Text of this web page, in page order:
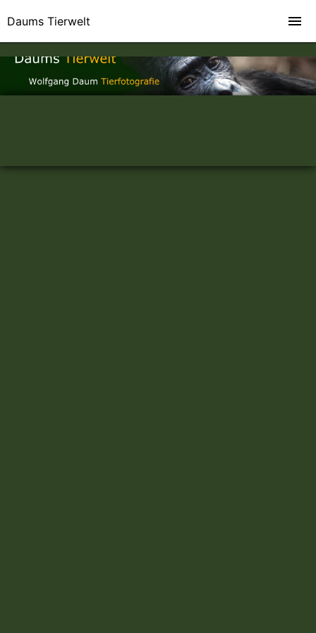
Daums Tierwelt